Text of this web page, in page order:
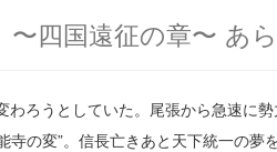
〜四国遠征の章〜 あ
ろうとしていた。尾張から急速に
寺の変”。信長亡きあと天下統一の